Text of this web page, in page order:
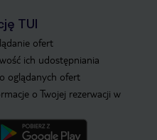
TUI
ofert
ich udostępniania
oglądanych ofert
o Twojej rezerwacji w